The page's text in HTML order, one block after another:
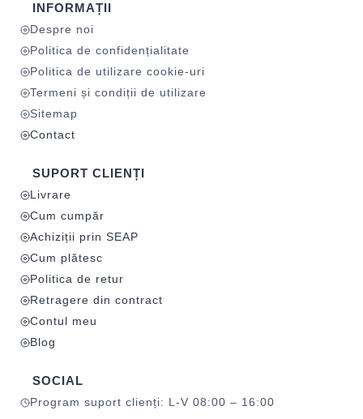
INFORMAȚII
Despre noi
Politica de confidențialitate
Politica de utilizare cookie-uri
Termeni și condiții de utilizare
Sitemap
Contact
SUPORT CLIENȚI
Livrare
Cum cumpăr
Achiziții prin SEAP
Cum plătesc
Politica de retur
Retragere din contract
Contul meu
Blog
SOCIAL
Program suport clienți: L-V 08:00 – 16:00